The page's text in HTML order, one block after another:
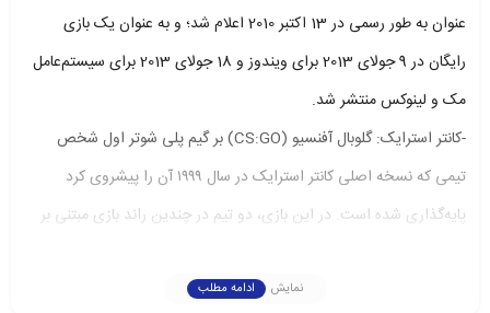
عنوان به طور رسمی در 13 اکتبر 2010 اعلام شد؛ و به عنوان یک بازی
رایگان در 9 جولای 2013 برای ویندوز و 18 جولای 2013 برای سیستم‌عامل
مک و لینوکس منتشر شد.
-کانتر استرایک: گلوبال آفنسیو (CS:GO) بر گیم پلی شوتر اول شخص
تیمی که نسخه اصلی کانتر استرایک در سال ۱۹۹۹ آن را پیشروی کرد
پایه‌گذاری شده است. در این بازی، دو تیم در چندین راند بازی‌ مبتنی بر
CSGO شامل نقشه‌ها، شخصیت‌ها و اسلحه‌های جدیدی است و
نمایش ادامه مطلب